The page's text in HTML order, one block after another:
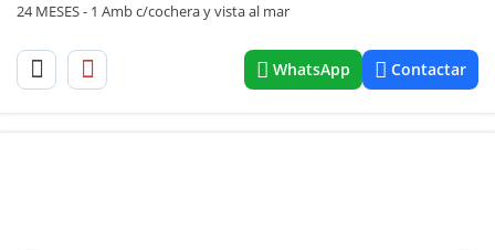
24 MESES - 1 Amb c/cochera y vista al mar
WhatsApp Contactar